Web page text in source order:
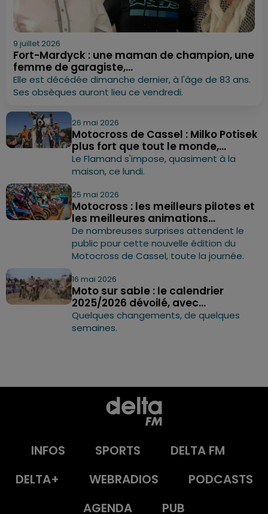
9 juillet 2026
Fort-Mardyck : une maman de champion, une
femme de garagiste,...
Elle est décédée dimanche dernier, à l'âge de 83 ans.
Ses obsèques auront lieu ce vendredi.
26 mai 2026
Motocross de Cassel : Milko Potisek
plus fort que tout le monde,...
Le Flamand s'impose, quasiment à la
maison, ce lundi.
25 mai 2026
Motocross : les meilleurs pilotes et
les meilleures animations...
De nombreuses surprises attendent le
public pour cette nouvelle édition du
Motocross de Cassel, toute la journée.
16 mai 2026
Moto sur sable : le calendrier
2025/2026 dévoilé, avec...
Quelques changements, de quelques
semaines.
INFOS SPORTS
DELTA FM
DELTA+
WEBRADIOS
PODCASTS
AGENDA
PUB